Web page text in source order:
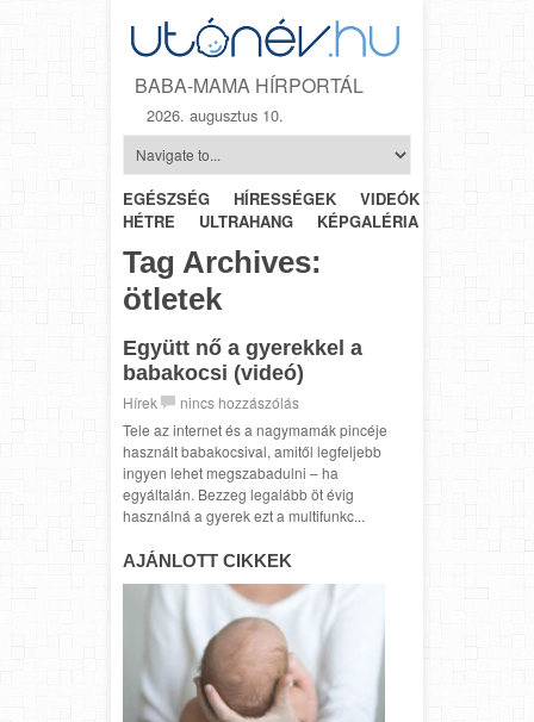
BABA-MAMA HÍRPORTÁL
2026. augusztus 10.
EGÉSZSÉG HÍRESSÉGEK VIDEÓK
HÉTRŐL-
HÉTRE
ULTRAHANG KÉPGALÉRIA
Tag Archives:
ötletek
Együtt nő a gyerekkel a
babakocsi (videó)
Hírek
nincs hozzászólás
Tele az internet és a nagymamák pincéje
használt babakocsival, amitől legfeljebb
ingyen lehet megszabadulni – ha
egyáltalán. Bezzeg legalább öt évig
használná a gyerek ezt a multifunkc...
AJÁNLOTT CIKKEK